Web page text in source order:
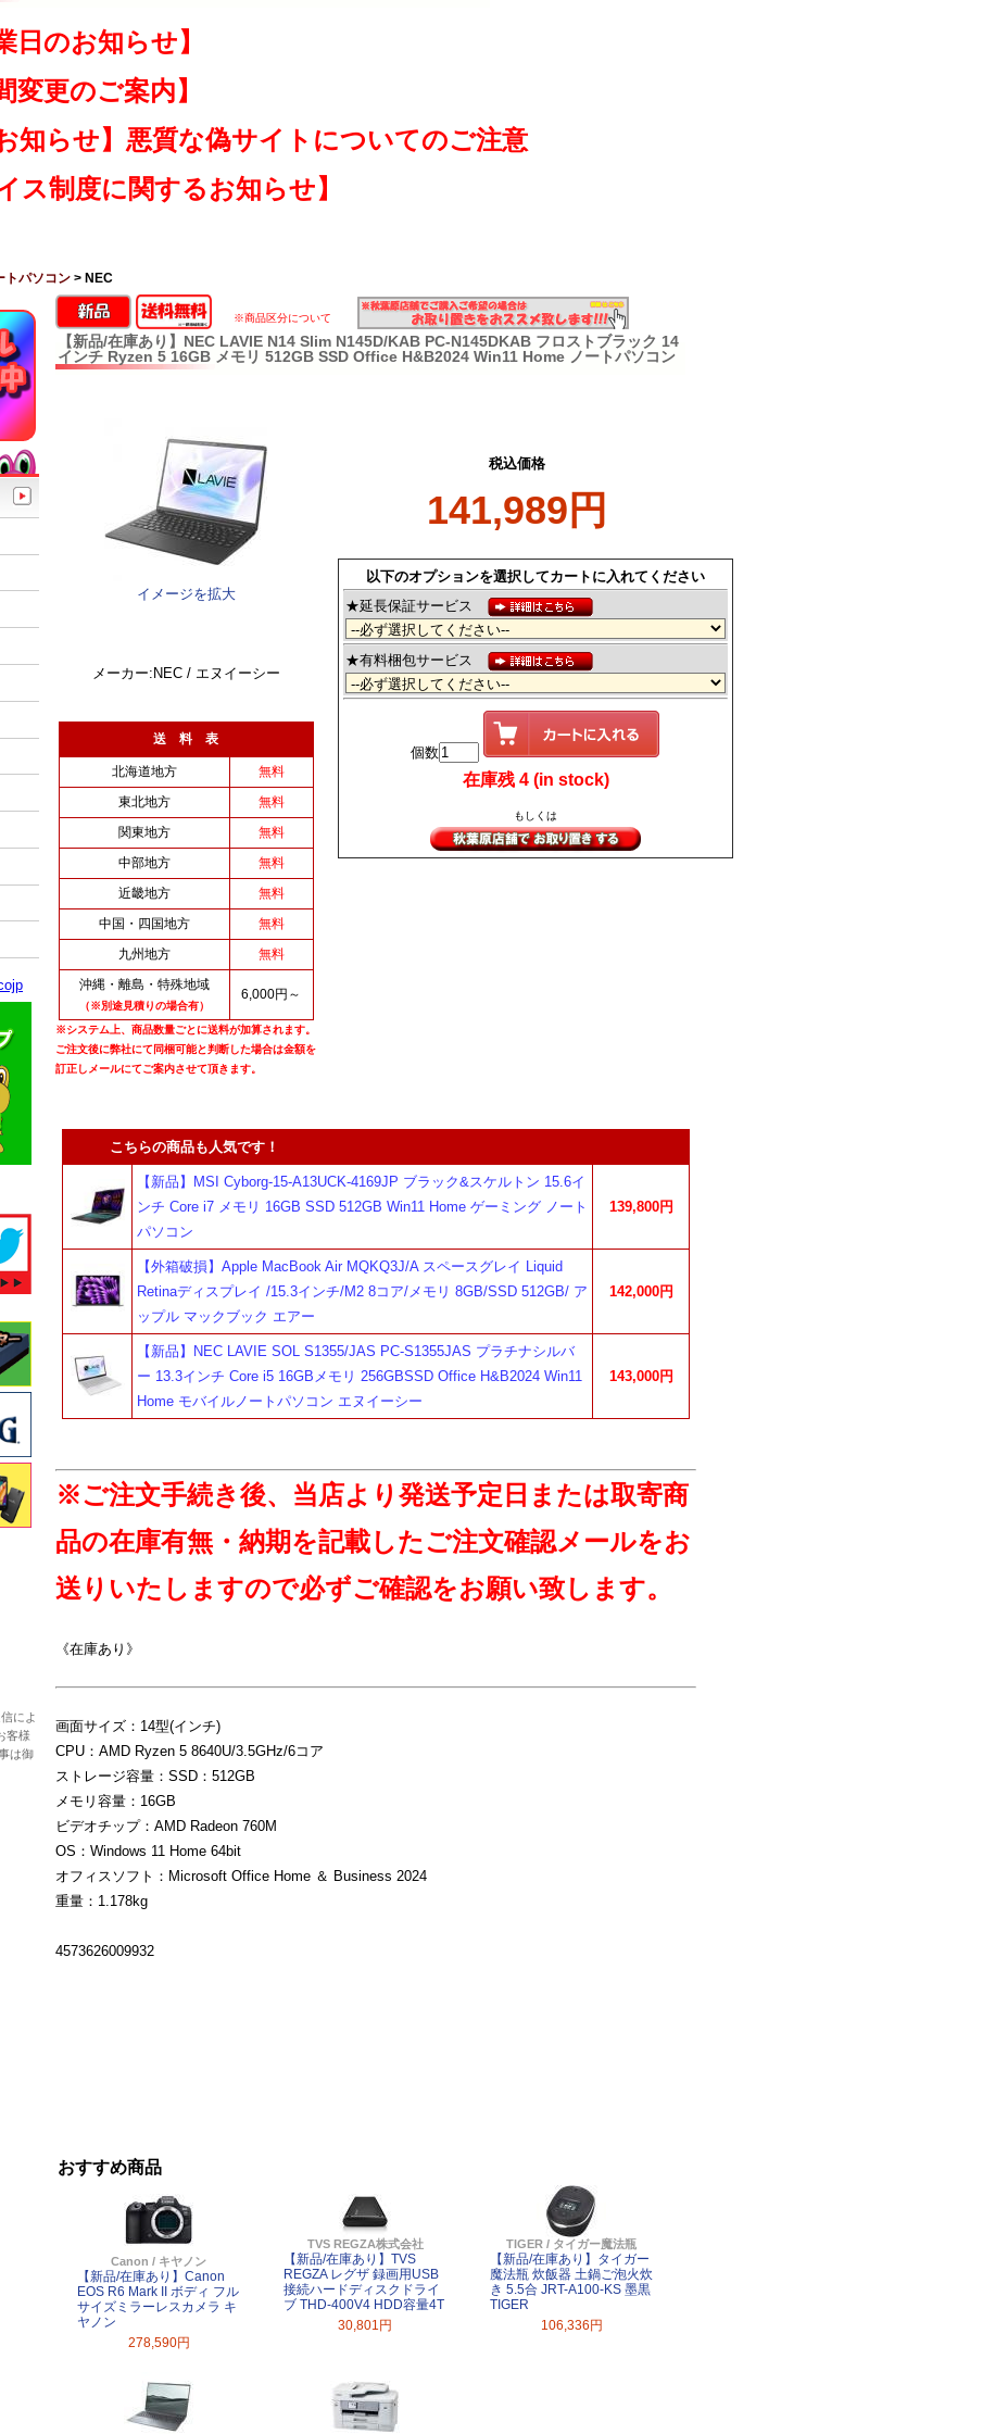
日のお知らせ】
変更のご案内】
知らせ】悪質な偽サイトについてのご注意
ス制度に関するお知らせ】
トパソコン > NEC
※商品区分について
【新品/在庫あり】NEC LAVIE N14 Slim N145D/KAB PC-N145DKAB フロストブラック 14
インチ Ryzen 5 16GB メモリ 512GB SSD Office H&B2024 Win11 Home ノートパソコン
イメージを拡大
メーカー:NEC / エヌイーシー
送 料 表
北海道地方
無料
東北地方
無料
関東地方
無料
中部地方
無料
近畿地方
無料
中国・四国地方
無料
九州地方
無料
沖縄・離島・特殊地域
（※別途見積りの場合有）
6,000円～
※システム上、商品数量ごとに送料が加算されます。
ご注文後に弊社にて同梱可能と判断した場合は金額を
訂正しメールにてご案内させて頂きます。
税込価格
141,989円
以下のオプションを選択してカートに入れてください
★延長保証サービス
★有料梱包サービス
個数
在庫残 4 (in stock)
もしくは
こちらの商品も人気です！
【新品】MSI Cyborg-15-A13UCK-4169JP ブラック&スケルトン 15.6イ
ンチ Core i7 メモリ 16GB SSD 512GB Win11 Home ゲーミング ノート
パソコン
139,800円
【外箱破損】Apple MacBook Air MQKQ3J/A スペースグレイ Liquid
Retinaディスプレイ /15.3インチ/M2 8コア/メモリ 8GB/SSD 512GB/ ア
ップル マックブック エアー
142,000円
【新品】NEC LAVIE SOL S1355/JAS PC-S1355JAS プラチナシルバ
ー 13.3インチ Core i5 16GBメモリ 256GBSSD Office H&B2024 Win11
Home モバイルノートパソコン エヌイーシー
143,000円
※ご注文手続き後、当店より発送予定日または取寄商
品の在庫有無・納期を記載したご注文確認メールをお
送りいたしますので必ずご確認をお願い致します。
《在庫あり》
画面サイズ：14型(インチ)
CPU：AMD Ryzen 5 8640U/3.5GHz/6コア
ストレージ容量：SSD：512GB
メモリ容量：16GB
ビデオチップ：AMD Radeon 760M
OS：Windows 11 Home 64bit
オフィスソフト：Microsoft Office Home ＆ Business 2024
重量：1.178kg
4573626009932
おすすめ商品
Canon / キヤノン
【新品/在庫あり】Canon
EOS R6 Mark II ボディ フル
サイズミラーレスカメラ キ
ヤノン
278,590円
TVS REGZA株式会社
【新品/在庫あり】TVS
REGZA レグザ 録画用USB
接続ハードディスクドライ
ブ THD-400V4 HDD容量4T
30,801円
TIGER / タイガー魔法瓶
【新品/在庫あり】タイガー
魔法瓶 炊飯器 土鍋ご泡火炊
き 5.5合 JRT-A100-KS 墨黒
TIGER
106,336円
によ
客様
は御